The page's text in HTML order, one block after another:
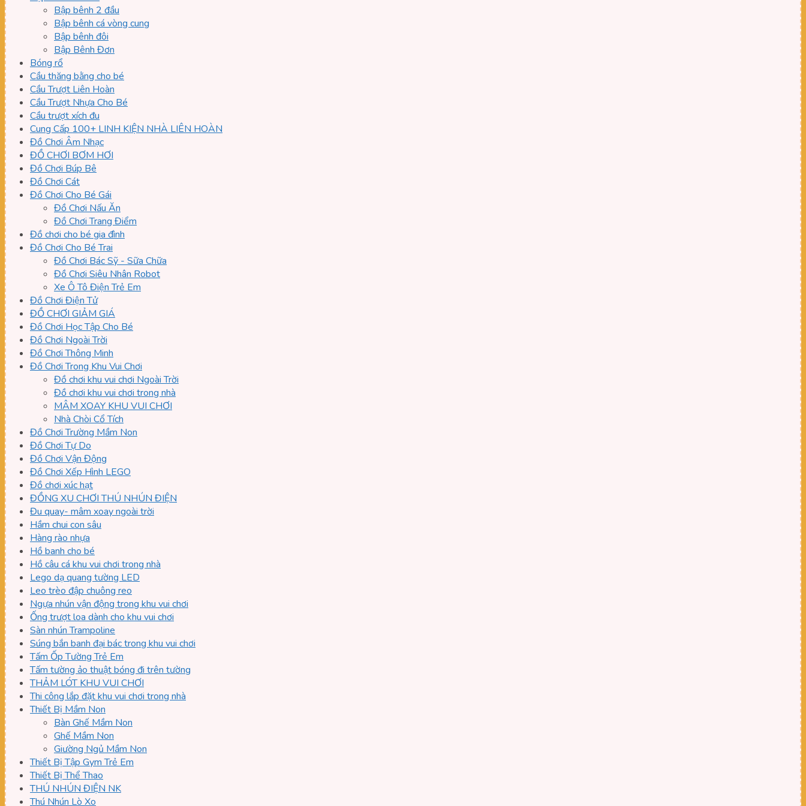
Bập bênh 2 đầu
Bập bênh cá vòng cung
Bập bênh đôi
Bập Bênh Đơn
Bóng rổ
Cầu thăng bằng cho bé
Cầu Trượt Liên Hoàn
Cầu Trượt Nhựa Cho Bé
Cầu trượt xích đu
Cung Cấp 100+ LINH KIỆN NHÀ LIÊN HOÀN
Đồ Chơi Âm Nhạc
ĐỒ CHƠI BƠM HƠI
Đồ Chơi Búp Bê
Đồ Chơi Cát
Đồ Chơi Cho Bé Gái
Đồ Chơi Nấu Ăn
Đồ Chơi Trang Điểm
Đồ chơi cho bé gia đình
Đồ Chơi Cho Bé Trai
Đồ Chơi Bác Sỹ - Sữa Chữa
Đồ Chơi Siêu Nhân Robot
Xe Ô Tô Điện Trẻ Em
Đồ Chơi Điện Tử
ĐỒ CHƠI GIẢM GIÁ
Đồ Chơi Học Tập Cho Bé
Đồ Chơi Ngoài Trời
Đồ Chơi Thông Minh
Đồ Chơi Trong Khu Vui Chơi
Đồ chơi khu vui chơi Ngoài Trời
Đồ chơi khu vui chơi trong nhà
MÂM XOAY KHU VUI CHƠI
Nhà Chòi Cổ Tích
Đồ Chơi Trường Mầm Non
Đồ Chơi Tự Do
Đồ Chơi Vận Động
Đồ Chơi Xếp Hình LEGO
Đồ chơi xúc hạt
ĐỒNG XU CHƠI THÚ NHÚN ĐIỆN
Đu quay- mâm xoay ngoài trời
Hầm chui con sâu
Hàng rào nhựa
Hồ banh cho bé
Hồ câu cá khu vui chơi trong nhà
Lego dạ quang tường LED
Leo trèo đập chuông reo
Ngựa nhún vận động trong khu vui chơi
Ống trượt loa dành cho khu vui chơi
Sàn nhún Trampoline
Súng bắn banh đại bác trong khu vui chơi
Tấm Ốp Tường Trẻ Em
Tấm tường ảo thuật bóng đi trên tường
THẢM LÓT KHU VUI CHƠI
Thi công lắp đặt khu vui chơi trong nhà
Thiết Bị Mầm Non
Bàn Ghế Mầm Non
Ghế Mầm Non
Giường Ngủ Mầm Non
Thiết Bị Tập Gym Trẻ Em
Thiết Bị Thể Thao
THÚ NHÚN ĐIỆN NK
Thú Nhún Lò Xo